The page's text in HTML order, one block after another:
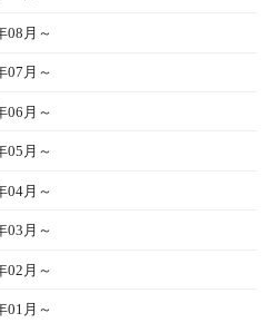
月～
月～
月～
月～
月～
月～
月～
月～